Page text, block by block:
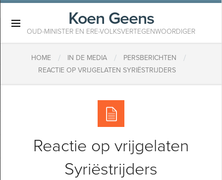
Koen Geens
OUD-MINISTER EN ERE-VOLKSVERTEGENWOORDIGER
HOME / IN DE MEDIA / PERSBERICHTEN /
REACTIE OP VRIJGELATEN SYRIËSTRIJDERS
Reactie op vrijgelaten
Syriëstrijders